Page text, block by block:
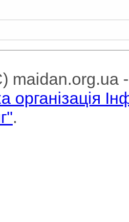
maidan.org.ua
організація
.